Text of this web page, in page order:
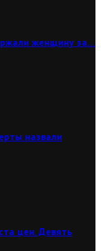
женщину за…
назвали
цен. Девять